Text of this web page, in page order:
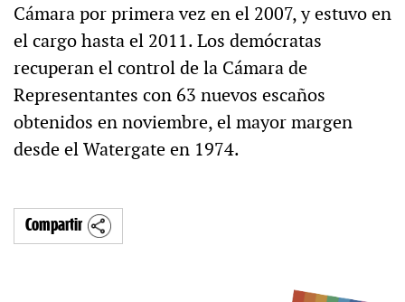
Cámara por primera vez en el 2007, y estuvo en
el cargo hasta el 2011. Los demócratas
recuperan el control de la Cámara de
Representantes con 63 nuevos escaños
obtenidos en noviembre, el mayor margen
desde el Watergate en 1974.
Compartir